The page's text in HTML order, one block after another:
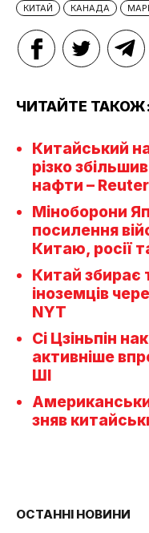
КИТАЙ КАНАДА
ЧИТАЙТЕ ТАКОЖ:
Китайський
різко
нафти –
Міноборони
посилення
Китаю, росії
Китай збирає
іноземців
NYT
Сі Цзіньпін
активніше
ШІ
зняв
ОСТАННІ НОВИНИ